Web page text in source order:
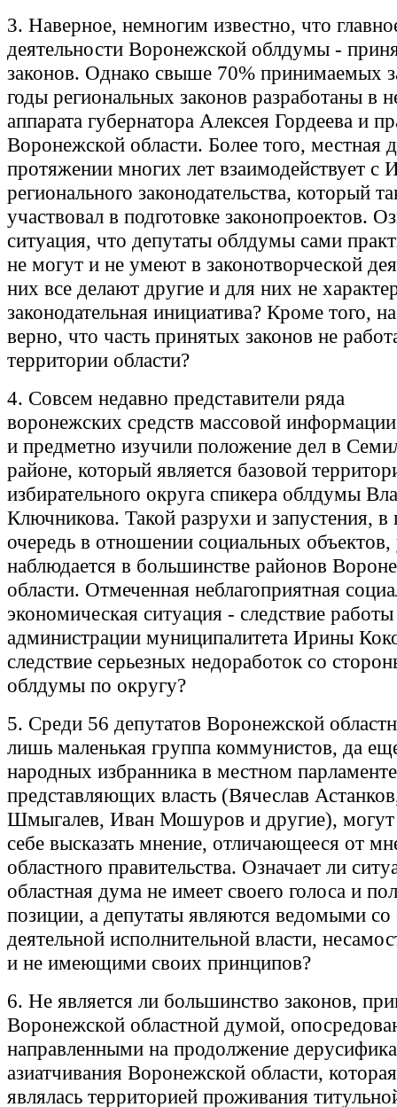
3. Наверное, немногим известно, что
деятельности Воронежской облдумы -
законов. Однако свыше 70% принимаемых
годы региональных законов разработаны в
аппарата губернатора Алексея Гордеева и
Воронежской области. Более того, местная
протяжении многих лет взаимодействует с
регионального законодательства, который
участвовал в подготовке законопроектов.
ситуация, что депутаты облдумы сами
не могут и не умеют в законотворческой
них все делают другие и для них не
законодательная инициатива? Кроме того,
верно, что часть принятых законов не
территории области?
4. Совсем недавно представители ряда
воронежских средств массовой
и предметно изучили положение дел в
районе, который является базовой
избирательного округа спикера облдумы
Ключникова. Такой разрухи и запустения, в
очередь в отношении социальных
наблюдается в большинстве районов
области. Отмеченная неблагоприятная
экономическая ситуация - следствие
администрации муниципалитета Ирины
следствие серьезных недоработок со
облдумы по округу?
5. Среди 56 депутатов Воронежской
лишь маленькая группа коммунистов, да
народных избранника в местном
представляющих власть (Вячеслав
Шмыгалев, Иван Мошуров и другие), могут
себе высказать мнение, отличающееся от
областного правительства. Означает ли
областная дума не имеет своего голоса и
позиции, а депутаты являются ведомыми
деятельной исполнительной власти,
и не имеющими своих принципов?
6. Не является ли большинство законов,
Воронежской областной думой,
направленными на продолжение
азиатчивания Воронежской области,
являлась территорией проживания